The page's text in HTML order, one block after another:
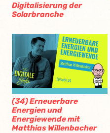
Digitalisierung der
Solarbranche
(34) Erneuerbare
Energien und
Energiewende mit
Matthias Willenbacher